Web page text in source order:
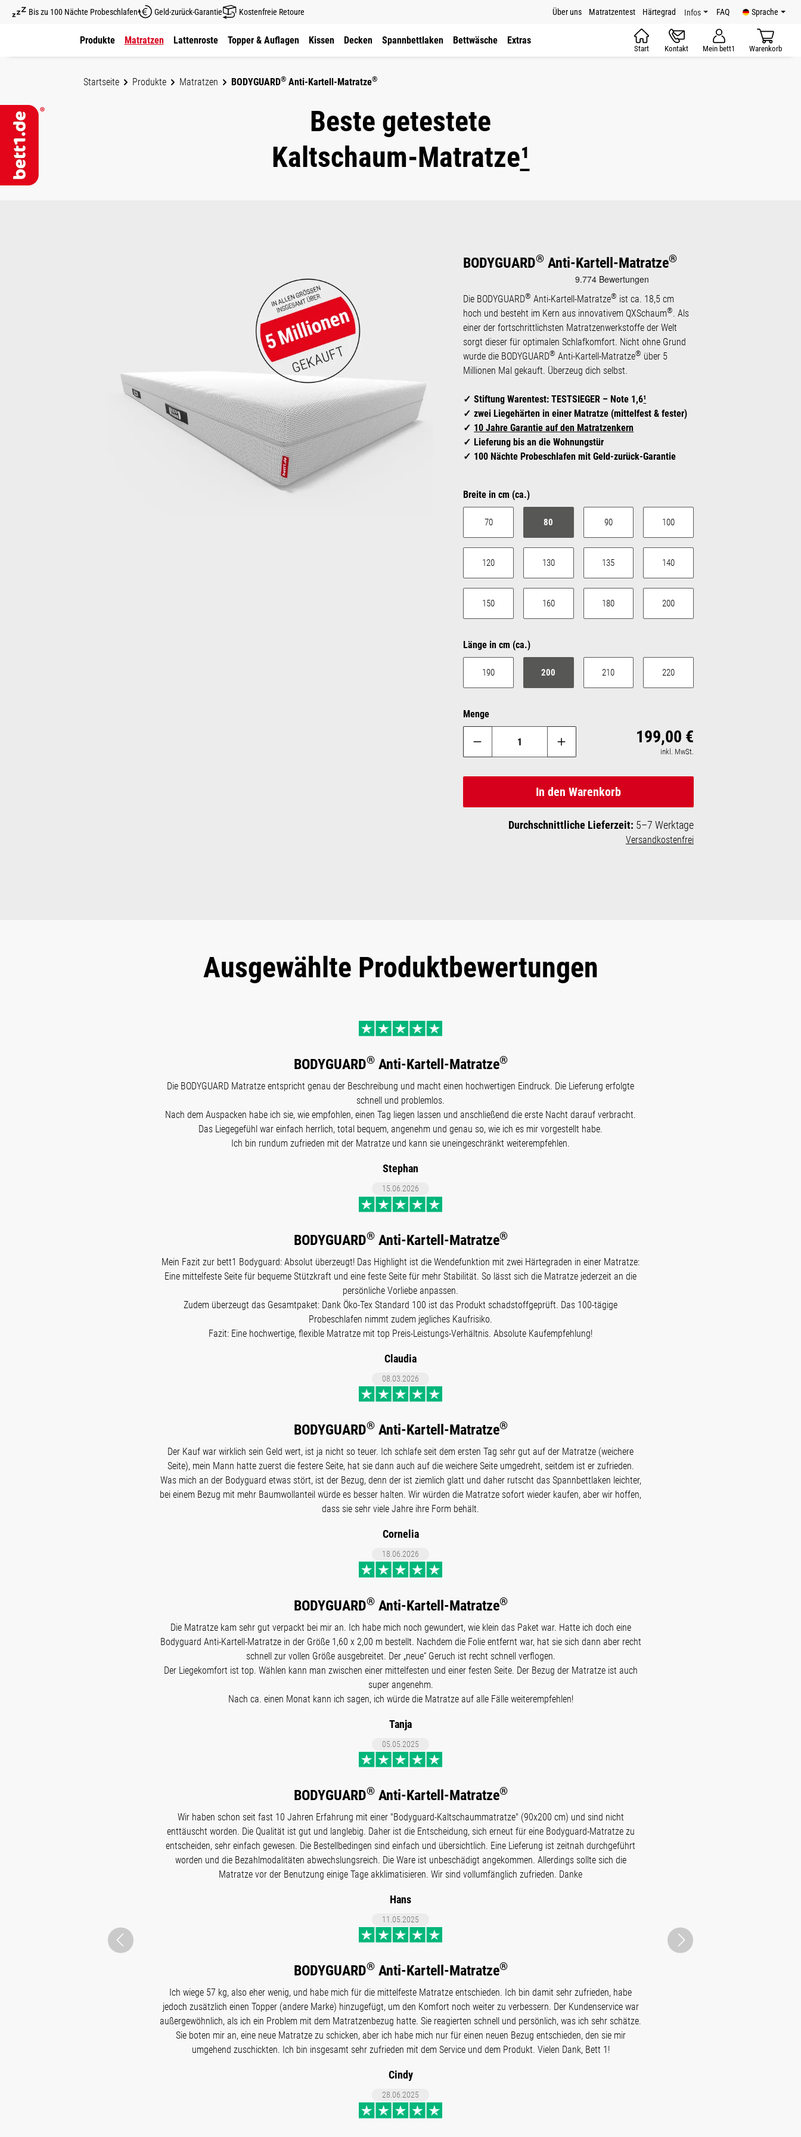
Hauptinhalt springen
Zur Hauptnavigation springen
Bis zu 100 Nächte Probeschlafen Geld-zurück-Garantie Kostenfreie Retoure Über uns Matratzentest Härtegrad Infos FAQ Sprache
Produkte Matratzen Lattenroste Topper & Auflagen Kissen Decken Spannbettlaken Bettwäsche Extras
Start Kontakt Mein bett1 Warenkorb
Startseite Produkte Matratzen BODYGUARD® Anti-Kartell-Matratze®
Beste getestete
Kaltschaum-Matratze¹
BODYGUARD® Anti-Kartell-Matratze®
Die BODYGUARD® Anti-Kartell-Matratze® ist ca. 18,5 cm
hoch und besteht im Kern aus innovativem QXSchaum®. Als
einer der fortschrittlichsten Matratzenwerkstoffe der Welt
sorgt dieser für optimalen Schlafkomfort. Nicht ohne Grund
wurde die BODYGUARD® Anti-Kartell-Matratze® über 5
Millionen Mal gekauft. Überzeug dich selbst.
Stiftung Warentest: TESTSIEGER – Note 1,6¹
zwei Liegehärten in einer Matratze (mittelfest & fester)
10 Jahre Garantie auf den Matratzenkern
Lieferung bis an die Wohnungstür
100 Nächte Probeschlafen mit Geld-zurück-Garantie
Breite in cm (ca.)auswählen
70 80 90 100
120 130 135 140
150 160 180 200
Länge in cm (ca.)auswählen
190 200 210 220
Menge
Regulärer Preis:
199,00 €
inkl. MwSt.
In den Warenkorb
Durchschnittliche Lieferzeit: 5–7 Werktage
Versandkostenfrei
Ausgewählte Produktbewertungen
BODYGUARD®Anti-Kartell-Matratze®
Die BODYGUARD Matratze entspricht genau der Beschreibung und macht einen hochwertigen Eindruck. Die Lieferung erfolgte
schnell und problemlos.
Nach dem Auspacken habe ich sie, wie empfohlen, einen Tag liegen lassen und anschließend die erste Nacht darauf verbracht.
Das Liegegefühl war einfach herrlich, total bequem, angenehm und genau so, wie ich es mir vorgestellt habe.
Ich bin rundum zufrieden mit der Matratze und kann sie uneingeschränkt weiterempfehlen.
Stephan
15.06.2026
BODYGUARD®Anti-Kartell-Matratze®
Mein Fazit zur bett1 Bodyguard: Absolut überzeugt! Das Highlight ist die Wendefunktion mit zwei Härtegraden in einer Matratze:
Eine mittelfeste Seite für bequeme Stützkraft und eine feste Seite für mehr Stabilität. So lässt sich die Matratze jederzeit an die
persönliche Vorliebe anpassen.
Zudem überzeugt das Gesamtpaket: Dank Öko-Tex Standard 100 ist das Produkt schadstoffgeprüft. Das 100-tägige
Probeschlafen nimmt zudem jegliches Kaufrisiko.
Fazit: Eine hochwertige, flexible Matratze mit top Preis-Leistungs-Verhältnis. Absolute Kaufempfehlung!
Claudia
08.03.2026
BODYGUARD®Anti-Kartell-Matratze®
Der Kauf war wirklich sein Geld wert, ist ja nicht so teuer. Ich schlafe seit dem ersten Tag sehr gut auf der Matratze (weichere
Seite), mein Mann hatte zuerst die festere Seite, hat sie dann auch auf die weichere Seite umgedreht, seitdem ist er zufrieden.
Was mich an der Bodyguard etwas stört, ist der Bezug, denn der ist ziemlich glatt und daher rutscht das Spannbettlaken leichter,
bei einem Bezug mit mehr Baumwollanteil würde es besser halten. Wir würden die Matratze sofort wieder kaufen, aber wir hoffen,
dass sie sehr viele Jahre ihre Form behält.
Cornelia
18.06.2026
BODYGUARD®Anti-Kartell-Matratze®
Die Matratze kam sehr gut verpackt bei mir an. Ich habe mich noch gewundert, wie klein das Paket war. Hatte ich doch eine
Bodyguard Anti-Kartell-Matratze in der Größe 1,60 x 2,00 m bestellt. Nachdem die Folie entfernt war, hat sie sich dann aber recht
schnell zur vollen Größe ausgebreitet. Der „neue“ Geruch ist recht schnell verflogen.
Der Liegekomfort ist top. Wählen kann man zwischen einer mittelfesten und einer festen Seite. Der Bezug der Matratze ist auch
super angenehm.
Nach ca. einen Monat kann ich sagen, ich würde die Matratze auf alle Fälle weiterempfehlen!
Tanja
05.05.2025
BODYGUARD®Anti-Kartell-Matratze®
Wir haben schon seit fast 10 Jahren Erfahrung mit einer "Bodyguard-Kaltschaummatratze" (90x200 cm) und sind nicht
enttäuscht worden. Die Qualität ist gut und langlebig. Daher ist die Entscheidung, sich erneut für eine Bodyguard-Matratze zu
entscheiden, sehr einfach gewesen. Die Bestellbedingen sind einfach und übersichtlich. Eine Lieferung ist zeitnah durchgeführt
worden und die Bezahlmodalitäten abwechslungsreich. Die Ware ist unbeschädigt angekommen. Allerdings sollte sich die
Matratze vor der Benutzung einige Tage akklimatisieren. Wir sind vollumfänglich zufrieden. Danke
Hans
11.05.2025
BODYGUARD®Anti-Kartell-Matratze®
Ich wiege 57 kg, also eher wenig, und habe mich für die mittelfeste Matratze entschieden. Ich bin damit sehr zufrieden, habe
jedoch zusätzlich einen Topper (andere Marke) hinzugefügt, um den Komfort noch weiter zu verbessern. Der Kundenservice war
außergewöhnlich, als ich ein Problem mit dem Matratzenbezug hatte. Sie reagierten schnell und persönlich, was ich sehr schätze.
Sie boten mir an, eine neue Matratze zu schicken, aber ich habe mich nur für einen neuen Bezug entschieden, den sie mir
umgehend zuschickten. Ich bin insgesamt sehr zufrieden mit dem Service und dem Produkt. Vielen Dank, Bett 1!
Cindy
28.06.2025